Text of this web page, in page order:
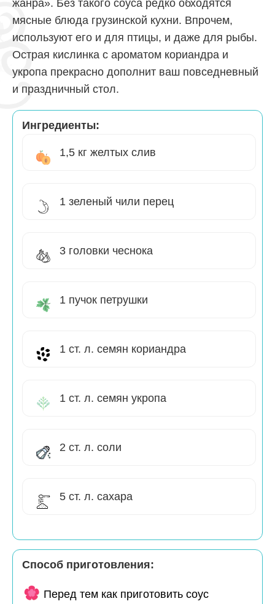
жанра». Без такого соуса редко обходятся
мясные блюда грузинской кухни. Впрочем,
используют его и для птицы, и даже для рыбы.
Острая кислинка с ароматом кориандра и
укропа прекрасно дополнит ваш повседневный
и праздничный стол.
Ингредиенты:
1,5 кг желтых слив
1 зеленый чили перец
3 головки чеснока
1 пучок петрушки
1 ст. л. семян кориандра
1 ст. л. семян укропа
2 ст. л. соли
5 ст. л. сахара
Способ приготовления:
Перед тем как приготовить соус